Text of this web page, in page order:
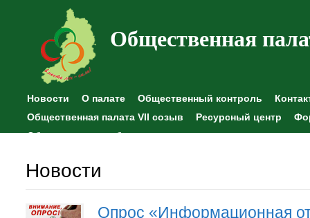
Общественная
Новости О палате Общественный контроль
Общественная палата VII созыв
Ресурсный центр
Общественные наблюдения
Новости
Опрос «Информационная